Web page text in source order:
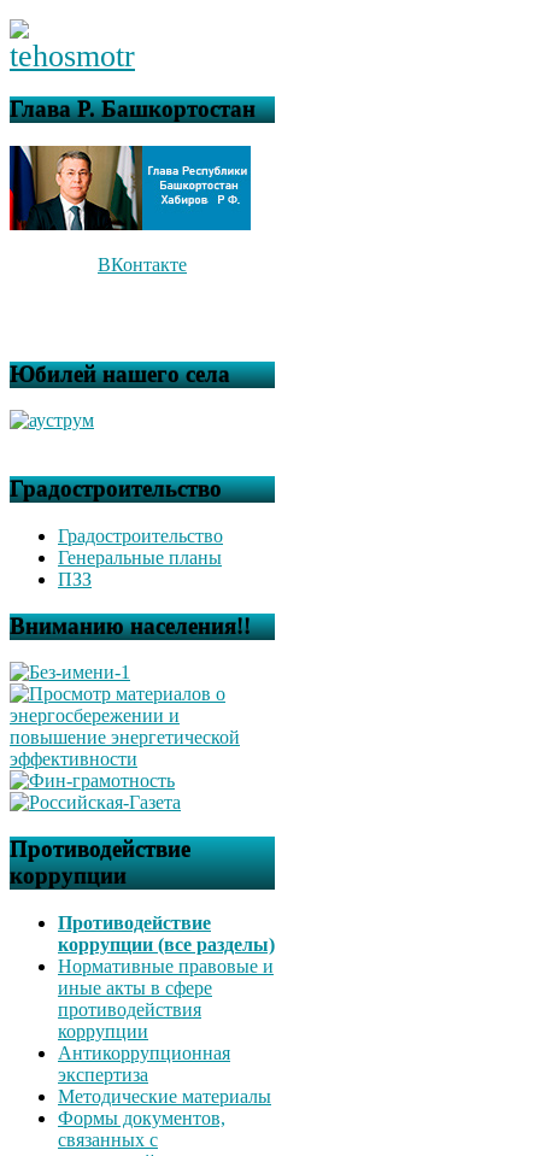
Глава Р. Башкортостан
ВКонтакте
Юбилей нашего села
Градостроительство
Градостроительство
Генеральные планы
ПЗЗ
Вниманию населения!!
Противодействие
коррупции
Противодействие
коррупции (все разделы)
Нормативные правовые и
иные акты в сфере
противодействия
коррупции
Антикоррупционная
экспертиза
Методические материалы
Формы документов,
связанных с